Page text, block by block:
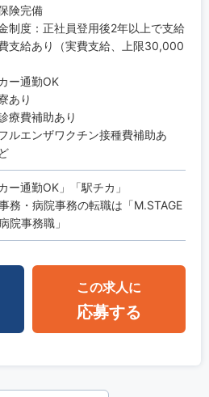
険完備
制度：正社員登用後2年以上で支給
支給あり（実費支給、上限30,000
ー通勤OK
あり
療費補助あり
ルエンザワクチン接種費補助あ
ー通勤OK」「駅チカ」
務・病院事務の転職は「M.STAGE
院事務職」
この求人に
応募する